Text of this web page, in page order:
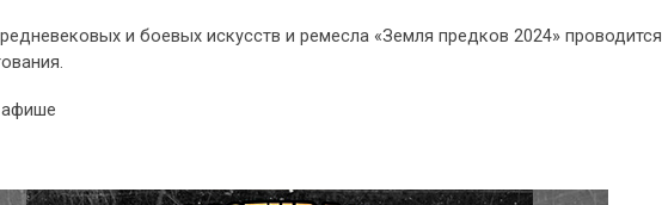
и боевых искусств и ремесла «Земля предков 2024» проводится